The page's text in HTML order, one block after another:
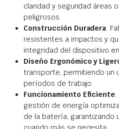
claridad y seguridad áreas
peligrosos.
Construcción Duradera:
resistentes a impactos y
integridad del dispositivo
Diseño Ergonómico y
transporte, permitiendo un
períodos de trabajo.
Funcionamiento Eficiente:
gestión de energía
de la batería, garantizando